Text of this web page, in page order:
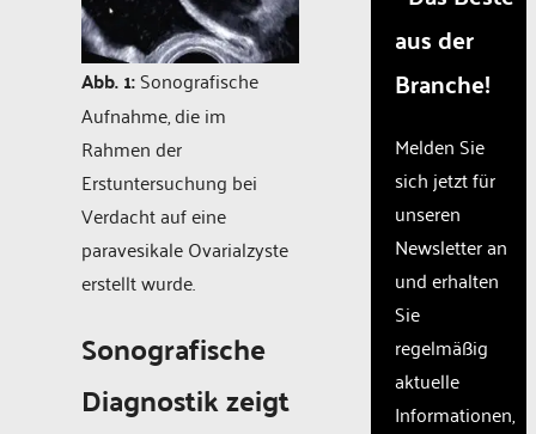
Abb. 1:Sonografische
Aufnahme, die im
Rahmen der
Erstuntersuchung bei
Verdacht auf eine
paravesikale Ovarialzyste
erstellt wurde.
Sonografische
Diagnostik zeigt
disclosed
to the
The
owner
needs
to
setup
the
site
with
CMP
to add
content
aus der
Branche!
Melden Sie
sich jetzt für
unseren
Newsletter an
und erhalten
Sie
regelmäßig
aktuelle
Informationen,